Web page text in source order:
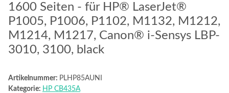
1600 Seiten - für HP® LaserJet®
P1005, P1006, P1102, M1132, M1212,
M1214, M1217, Canon® i-Sensys LBP-
3010, 3100, black
Artikelnummer: PLHP85AUNI
Kategorie: HP CB435A